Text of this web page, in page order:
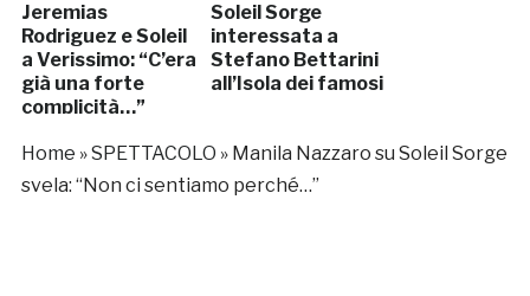
Jeremias
Rodriguez e Soleil
a Verissimo: “C’era
già una forte
complicità…”
Soleil Sorge
interessata a
Stefano Bettarini
all’Isola dei famosi
Home »SPETTACOLO » Manila Nazzaro su Soleil Sorge
svela: “Non ci sentiamo perché…”